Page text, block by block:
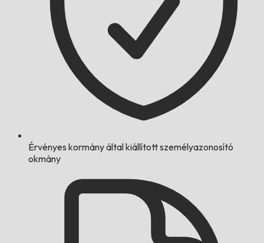
Érvényes kormány által kiállított személyazonosító
okmány